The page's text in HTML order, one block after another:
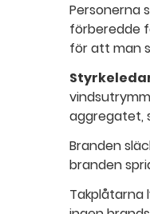
Personerna
förberedde
för att man
aggregatet,
Branden
branden